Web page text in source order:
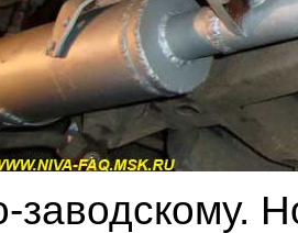
заводскому.